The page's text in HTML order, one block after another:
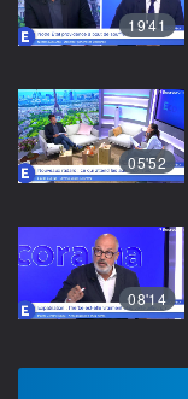
19'41
05'52
08'14